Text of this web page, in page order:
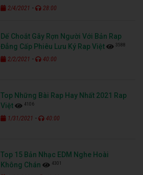
2/4/2021 - 28:00
Dế Choắt Gây Rợn Người Với Bản Rap
Đẳng Cấp Phiêu Lưu Ký Rap Việt
3588
2/2/2021 - 40:00
Top Những Bài Rap Hay Nhất 2021 Rap
Việt
4106
1/31/2021 - 40:00
Top 15 Bản Nhạc EDM Nghe Hoài
Không Chán
4301